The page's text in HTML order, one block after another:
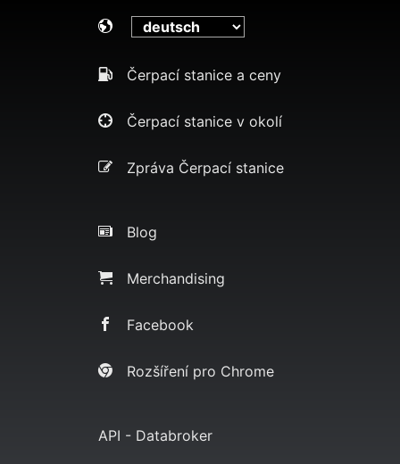
Čerpací stanice a ceny
Čerpací stanice v okolí
Zpráva Čerpací stanice
Blog
Merchandising
Facebook
Rozšíření pro Chrome
API - Databroker